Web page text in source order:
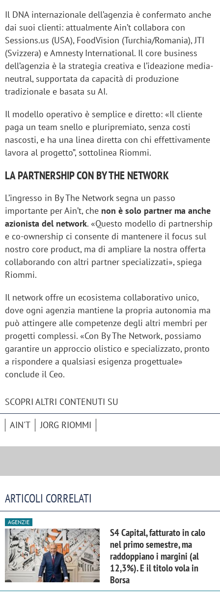
Il DNA internazionale dell’agenzia è confermato anche
dai suoi clienti: attualmente Ain’t collabora con
Sessions.us (USA), FoodVision (Turchia/Romania), JTI
(Svizzera) e Amnesty International. Il core business
dell’agenzia è la strategia creativa e l’ideazione media-
neutral, supportata da capacità di produzione
tradizionale e basata su AI.
Il modello operativo è semplice e diretto: «Il cliente
paga un team snello e pluripremiato, senza costi
nascosti, e ha una linea diretta con chi effettivamente
lavora al progetto”, sottolinea Riommi.
LA PARTNERSHIP CON BY THE NETWORK
L’ingresso in By The Network segna un passo
importante per Ain’t, che non è solo partner ma anche
azionista del network. «Questo modello di partnership
e co-ownership ci consente di mantenere il focus sul
nostro core product, ma di ampliare la nostra offerta
collaborando con altri partner specializzati», spiega
Riommi.
Il network offre un ecosistema collaborativo unico,
dove ogni agenzia mantiene la propria autonomia ma
può attingere alle competenze degli altri membri per
progetti complessi. «Con By The Network, possiamo
garantire un approccio olistico e specializzato, pronto
a rispondere a qualsiasi esigenza progettuale»
conclude il Ceo.
SCOPRI ALTRI CONTENUTI SU
AIN'T JORG RIOMMI
ARTICOLI CORRELATI
AGENZIE
S4 Capital, fatturato in calo
nel primo semestre, ma
raddoppiano i margini (al
12,3%). E il titolo vola in
Borsa